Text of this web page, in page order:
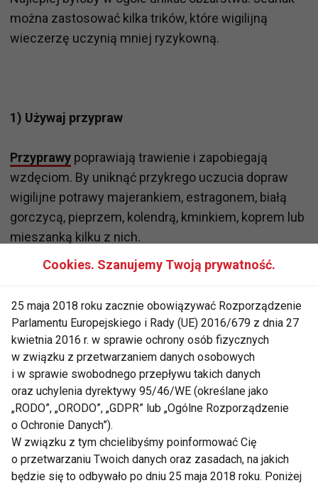
można zastosować kilka trików, które wigilijną
wieczerzę uczynią mniej ryzykowną.
1) Używaj przypraw
Przyprawy poprawiają trawienie i zapobiegają
wzdęciom. By uniknąć przykrego uczucia dopraw
wigilijne potrawy majerankiem, estragonem, białą
gorczycą, pieprzem, kolendrą, kminkiem, koprem lub
mieszanką kilku z nich.
Po zioła można też sięgnąć gdy po dwóch godzinach
zmielonych nasion kopru lub kminu popij szklanką
ciepłej wody.
2) Ciepły kompot z suszu
Tradycyjnywigilijny kompotoprócz walorów
smakowych ma dodatkową właściwość – reguluje
pracę jelit. Dlatego nie powinno zabraknąć go na
wigilijnym stole. Najlepiej jeśli kompot będzie ciepły,
Cookies. Szanujemy Twoją prywatność.
25 maja 2018 roku zacznie obowiązywać Rozporządzenie
Parlamentu Europejskiego i Rady (UE) 2016/679 z dnia 27
kwietnia 2016 r. w sprawie ochrony osób fizycznych
w związku z przetwarzaniem danych osobowych
i w sprawie swobodnego przepływu takich danych
oraz uchylenia dyrektywy 95/46/WE (określane jako
„RODO”, „ORODO”, „GDPR” lub „Ogólne Rozporządzenie
o Ochronie Danych”).
W związku z tym chcielibyśmy poinformować Cię
o przetwarzaniu Twoich danych oraz zasadach, na jakich
będzie się to odbywało po dniu 25 maja 2018 roku. Poniżej